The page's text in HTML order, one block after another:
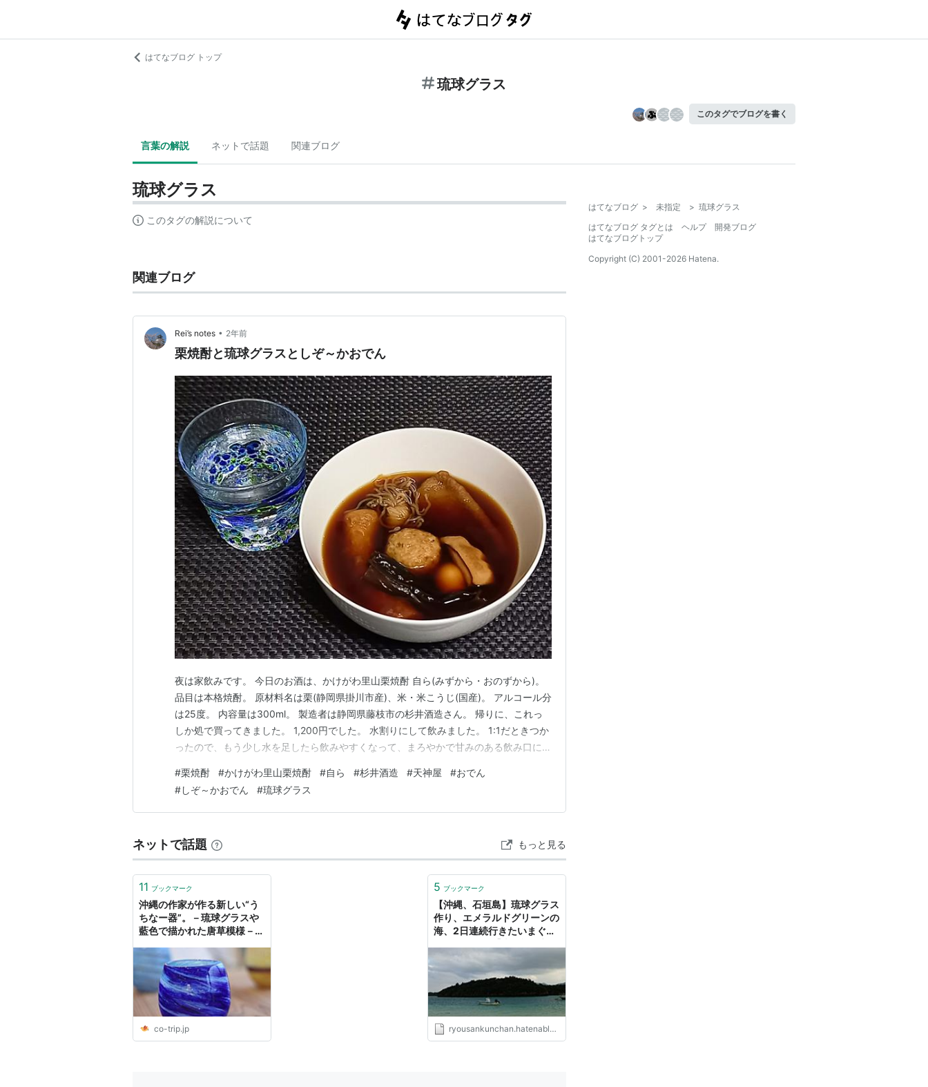
はてなブログ トップ
琉球グラス
このタグでブログを書く
言葉の解説 ネットで話題 関連ブログ
琉球グラス
このタグの解説について
関連ブログ
Rei’s notes • 2年前
栗焼酎と琉球グラスとしぞ～かおでん
夜は家飲みです。 今日のお酒は、かけがわ里山栗焼酎 自ら(みずから・おのずから)。
品目は本格焼酎。 原材料名は栗(静岡県掛川市産)、米・米こうじ(国産)。 アルコール分
は25度。 内容量は300ml。 製造者は静岡県藤枝市の杉井酒造さん。 帰りに、これっ
しか処で買ってきました。 1,200円でした。 水割りにして飲みました。 1:1だときつか
ったので、もう少し水を足したら飲みやすくなって、まろやかで甘みのある飲み口にな
クグラス。 和の生活雑貨店 四季彩堂で買ってきました。 2,310円(税込)でした。 透明
なガ…
#栗焼酎 #かけがわ里山栗焼酎 #自ら #杉井酒造 #天神屋 #おでん
#しぞ～かおでん #琉球グラス
ネットで話題 もっと見る
11 ブックマーク
沖縄の作家が作る新しい“う
ちなー器”。－琉球グラスや
藍色で描かれた唐草模様－
co-trip.jp
5 ブックマーク
【沖縄、石垣島】琉球グラス
作り、エメラルドグリーンの
海、2日連続行きたいまぐろ
録】 - 雪とユキ 一姫二太郎
の父やらせてもろてます
ryousankunchan.hatenablog.com
はてなブログ > 未指定 > 琉球グラス
はてなブログ タグとは
ヘルプ
開発ブログ
はてなブログトップ
Copyright (C) 2001-2026 Hatena.